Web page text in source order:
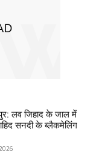
लव जिहाद के जाल में
सनदी के ब्लैकमेलिंग